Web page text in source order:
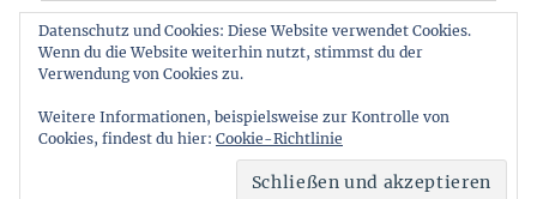
Themen
Archiv von: Berlin:Verkehr
Stolz präsentiert von
Datenschutz und Cookies: Diese Website verwendet Cookies.
Wenn du die Website weiterhin nutzt, stimmst du der
Verwendung von Cookies zu.
Weitere Informationen, beispielsweise zur Kontrolle von
Cookies, findest du hier: Cookie-Richtlinie